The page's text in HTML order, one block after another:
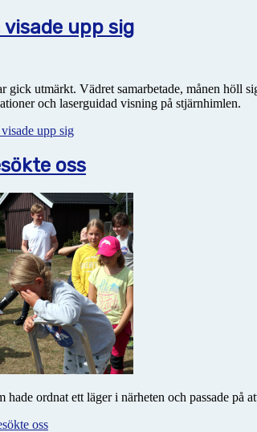
visade upp sig
gick utmärkt. Vädret samarbetade, månen höll
och laserguidad visning på stjärnhimlen.
upp sig
oss
ordnat ett läger i närheten och passade på
oss